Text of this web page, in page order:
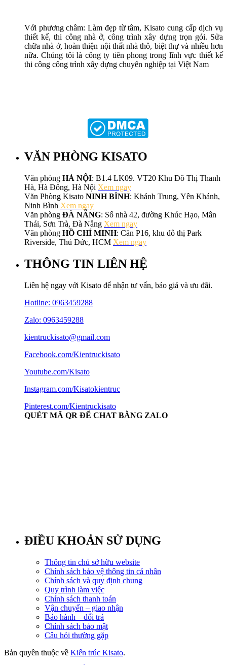
Với phương châm: Làm đẹp từ tâm, Kisato cung cấp dịch vụ
thiết kế, thi công nhà ở, công trình xây dựng trọn gói. Sửa
chữa nhà ở, hoàn thiện nội thất nhà thô, biệt thự và nhiều hơn
nữa. Chúng tôi là công ty tiên phong trong lĩnh vực thiết kế
thi công công trình xây dựng chuyên nghiệp tại Việt Nam
VĂN PHÒNG KISATO
Văn phòng HÀ NỘI: B1.4 LK09. VT20 Khu Đô Thị Thanh
Hà, Hà Đông, Hà Nội Xem ngay
Văn Phòng Kisato NINH BÌNH: Khánh Trung, Yên Khánh,
Ninh Bình Xem ngay
Văn phòng ĐÀ NẴNG: Số nhà 42, đường Khúc Hạo, Mân
Thái, Sơn Trà, Đà Nẵng Xem ngay
Văn phòng HỒ CHÍ MINH: Căn P16, khu đô thị Park
Riverside, Thủ Đức, HCM Xem ngay
THÔNG TIN LIÊN HỆ
Liên hệ ngay với Kisato để nhận tư vấn, báo giá và ưu đãi.
Hotline: 0963459288
Zalo: 0963459288
kientruckisato@gmail.com
Facebook.com/Kientruckisato
Youtube.com/Kisato
Instagram.com/Kisatokientruc
Pinterest.com/Kientruckisato
QUÉT MÃ QR ĐỂ CHAT BẰNG ZALO
ĐIỀU KHOẢN SỬ DỤNG
Thông tin chủ sở hữu website
Chính sách bảo vệ thông tin cá nhân
Chính sách và quy định chung
Quy trình làm việc
Chính sách thanh toán
Vận chuyển – giao nhận
Bảo hành – đổi trả
Chính sách bảo mật
Câu hỏi thường gặp
Bản quyền thuộc về Kiến trúc Kisato.